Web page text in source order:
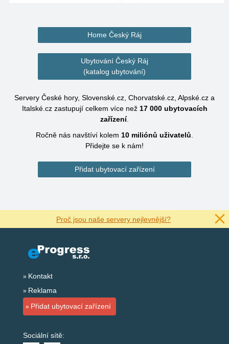
Home Český Ráj
Ubytování Český Ráj
(katalog ubytování)
Servery České hory, Slovenské.cz, Chorvatské.cz, Alpské.cz a
Italské.cz zastupují celkem více než 17 000ubytovacích
zařízení.
Ročně nás navštíví kolem 10 miliónů uživatelů
Přidejte se k nám!
Přidat ubytovací zařízení
Proč jsou naše servery nejlevnější?
Kontakt
Reklama
Přidat ubytovací zařízení
Sociální sítě: